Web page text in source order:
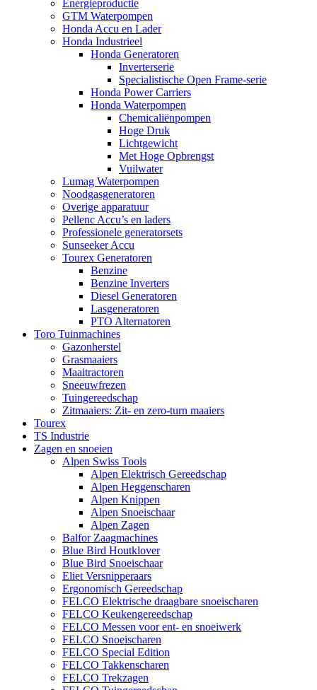
Energieproductie
GTM Waterpompen
Honda Accu en Lader
Honda Industrieel
Honda Generatoren
Inverterserie
Specialistische Open Frame-serie
Honda Power Carriers
Honda Waterpompen
Chemicaliënpompen
Hoge Druk
Lichtgewicht
Met Hoge Opbrengst
Vuilwater
Lumag Waterpompen
Noodgasgeneratoren
Overige apparatuur
Pellenc Accu’s en laders
Professionele generatorsets
Sunseeker Accu
Tourex Generatoren
Benzine
Benzine Inverters
Diesel Generatoren
Lasgeneratoren
PTO Alternatoren
Toro Tuinmachines
Gazonherstel
Grasmaaiers
Maaitractoren
Sneeuwfrezen
Tuingereedschap
Zitmaaiers: Zit- en zero-turn maaiers
Tourex
TS Industrie
Zagen en snoeien
Alpen Swiss Tools
Alpen Elektrisch Gereedschap
Alpen Heggenscharen
Alpen Knippen
Alpen Snoeischaar
Alpen Zagen
Balfor Zaagmachines
Blue Bird Houtklover
Blue Bird Snoeischaar
Eliet Versnipperaars
Ergonomisch Gereedschap
FELCO Elektrische draagbare snoeischaren
FELCO Keukengereedschap
FELCO Messen voor ent- en snoeiwerk
FELCO Snoeischaren
FELCO Special Edition
FELCO Takkenscharen
FELCO Trekzagen